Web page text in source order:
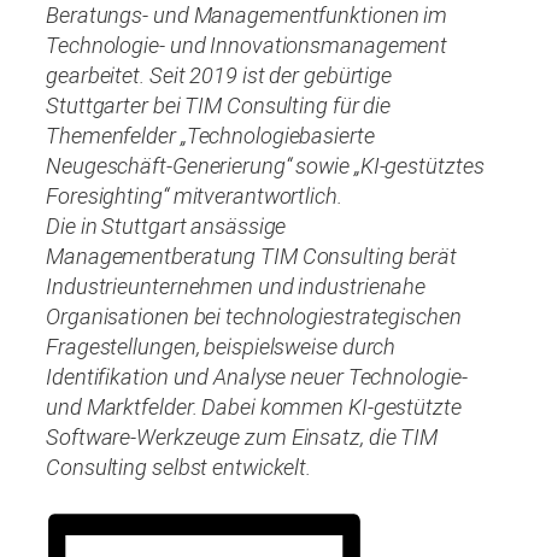
Beratungs- und Managementfunktionen im
Technologie- und Innovationsmanagement
gearbeitet. Seit 2019 ist der gebürtige
Stuttgarter bei TIM Consulting für die
Themenfelder „Technologiebasierte
Neugeschäft-Generierung“ sowie „KI-gestütztes
Foresighting“ mitverantwortlich.
Die in Stuttgart ansässige
Managementberatung TIM Consulting berät
Industrieunternehmen und industrienahe
Organisationen bei technologiestrategischen
Fragestellungen, beispielsweise durch
Identifikation und Analyse neuer Technologie-
und Marktfelder. Dabei kommen KI-gestützte
Software-Werkzeuge zum Einsatz, die TIM
Consulting selbst entwickelt.